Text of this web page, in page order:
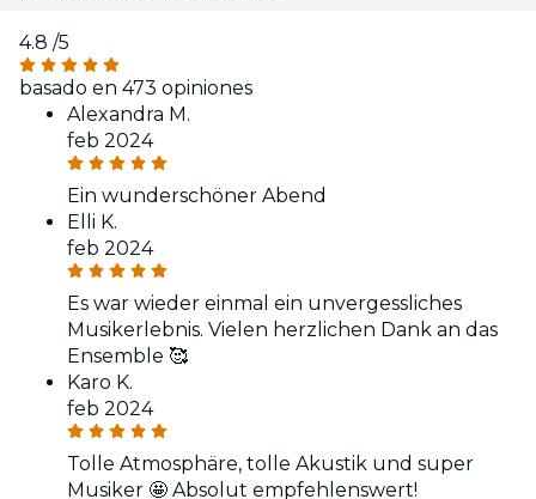
4.8 /5
basado en 473 opiniones
Alexandra M.
feb 2024
Ein wunderschöner Abend
Elli K.
feb 2024
Es war wieder einmal ein unvergessliches
Musikerlebnis. Vielen herzlichen Dank an das
Ensemble 🥰
Karo K.
feb 2024
Tolle Atmosphäre, tolle Akustik und super
Musiker 🤩 Absolut empfehlenswert!